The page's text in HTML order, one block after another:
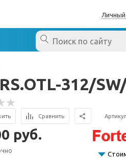
Личный
312/
Сравнить Артикул
руб.